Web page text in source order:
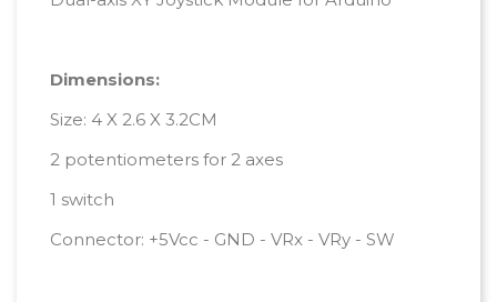
Dimensions:
Size: 4 X 2.6 X 3.2CM
2 potentiometers for 2 axes
1 switch
Connector: +5Vcc - GND - VRx - VRy - SW